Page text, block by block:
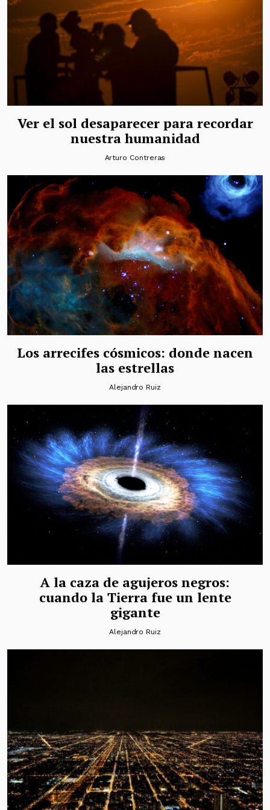
Ver el sol desaparecer para recordar
nuestra humanidad
Arturo Contreras
Los arrecifes cósmicos: donde nacen
las estrellas
Alejandro Ruiz
A la caza de agujeros negros:
cuando la Tierra fue un lente
gigante
Alejandro Ruiz